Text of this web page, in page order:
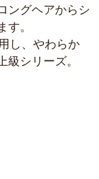
ングヘアからシ
す。
し、やわらか
級シリーズ。